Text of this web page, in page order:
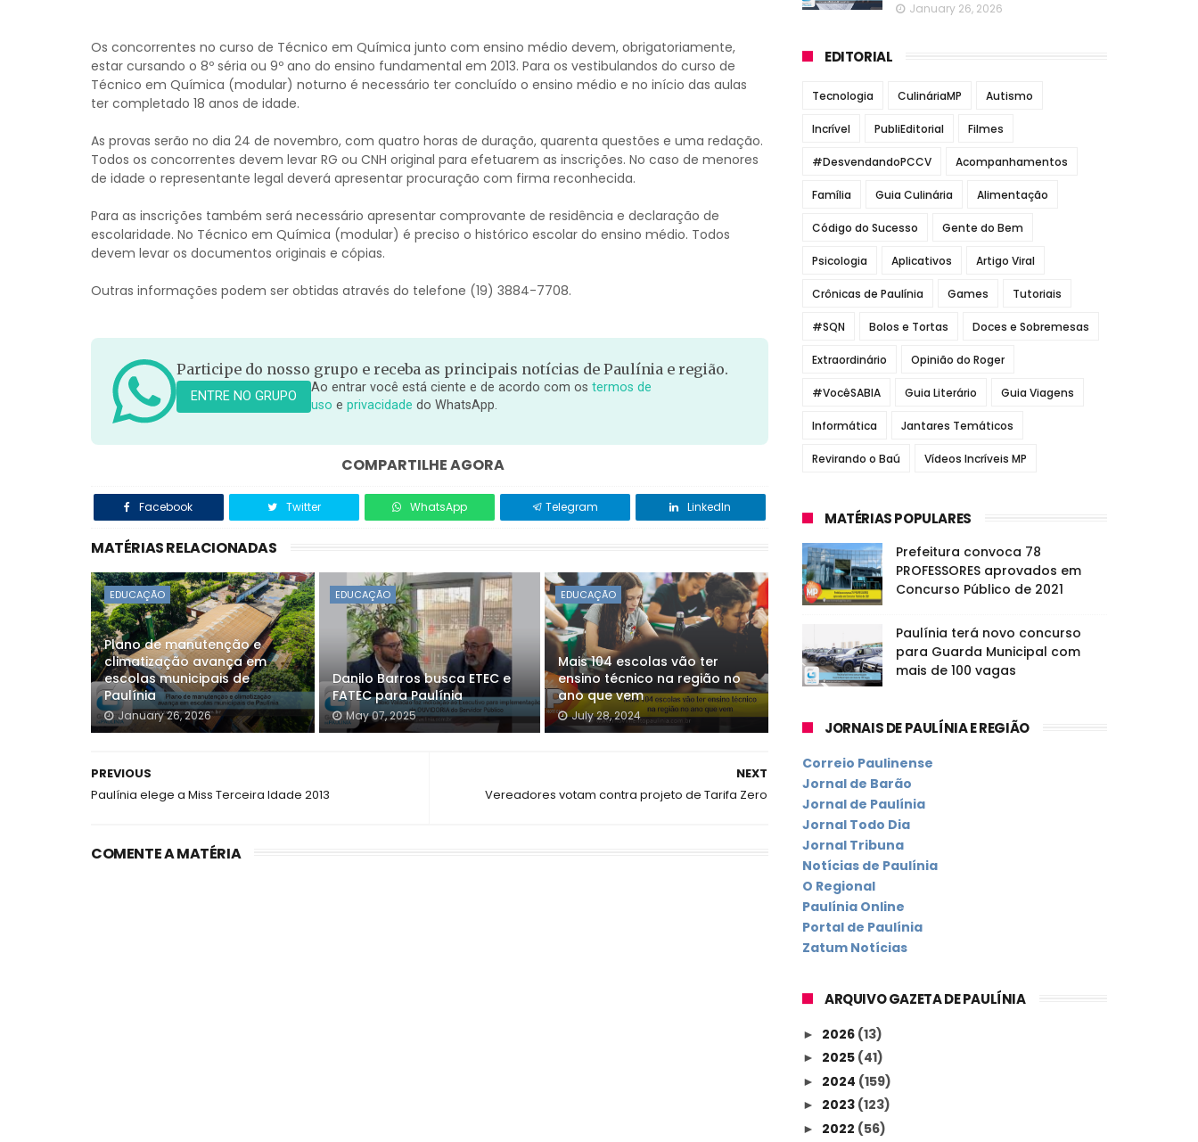
Os concorrentes no curso de Técnico em Química junto com ensino médio devem, obrigatoriamente,
estar cursando o 8º séria ou 9º ano do ensino fundamental em 2013. Para os vestibulandos do curso de
Técnico em Química (modular) noturno é necessário ter concluído o ensino médio e no início das aulas
ter completado 18 anos de idade.
As provas serão no dia 24 de novembro, com quatro horas de duração, quarenta questões e uma redação.
Todos os concorrentes devem levar RG ou CNH original para efetuarem as inscrições. No caso de menores
de idade o representante legal deverá apresentar procuração com firma reconhecida.
Para as inscrições também será necessário apresentar comprovante de residência e declaração de
escolaridade. No Técnico em Química (modular) é preciso o histórico escolar do ensino médio. Todos
devem levar os documentos originais e cópias.
Outras informações podem ser obtidas através do telefone (19) 3884-7708.
Participe do nosso grupo e receba as principais notícias de Paulínia e região.
ENTRE NO GRUPO
Ao entrar você está ciente e de acordo com os termos de
uso e privacidade do WhatsApp.
COMPARTILHE AGORA
Facebook Twitter WhatsApp Telegram LinkedIn
MATÉRIAS RELACIONADAS
EDUCAÇÃO
Plano de manutenção e
climatização avança em
escolas municipais de
Paulínia
January 26, 2026
EDUCAÇÃO
Danilo Barros busca ETEC e
FATEC para Paulínia
May 07, 2025
EDUCAÇÃO
Mais 104 escolas vão ter
ensino técnico na região no
ano que vem
July 28, 2024
NEXT
Vereadores votam contra projeto de Tarifa Zero
PREVIOUS
Paulínia elege a Miss Terceira Idade 2013
COMENTE A MATÉRIA
January 26, 2026
EDITORIAL
Tecnologia CulináriaMP Autismo
Incrível PubliEditorial Filmes
#DesvendandoPCCV Acompanhamentos
Família Guia Culinária Alimentação
Código do Sucesso Gente do Bem
Psicologia Aplicativos Artigo Viral
Crônicas de Paulínia Games Tutoriais
#SQN Bolos e Tortas Doces e Sobremesas
Extraordinário Opinião do Roger
#VocêSABIA Guia Literário Guia Viagens
Informática Jantares Temáticos
Revirando o Baú Vídeos Incríveis MP
MATÉRIAS POPULARES
Prefeitura convoca 78
PROFESSORES aprovados em
Concurso Público de 2021
Paulínia terá novo concurso
para Guarda Municipal com
mais de 100 vagas
JORNAIS DE PAULÍNIA E REGIÃO
Correio Paulinense
Jornal de Barão
Jornal de Paulínia
Jornal Todo Dia
Jornal Tribuna
Notícias de Paulínia
O Regional
Paulínia Online
Portal de Paulínia
Zatum Notícias
ARQUIVO GAZETA DE PAULÍNIA
► 2026 (13)
► 2025 (41)
► 2024 (159)
► 2023 (123)
► 2022 (56)